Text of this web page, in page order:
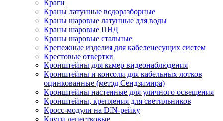
Краги
Краны латунные водоразборные
Краны шаровые латунные для воды
Краны шаровые ПНД
Краны шаровые стальные
Крепежные изделия для кабеленесущих систем
Крестовые отвертки
Кронштейны для камер видеонаблюдения
Кронштейны и консоли для кабельных лотков
оцинкованные (метод Сендзимира)
Кронштейны настенные для уличного освещения
Кронштейны, крепления для светильников
Кросс-модули на DIN-рейку
Круги лепестковые